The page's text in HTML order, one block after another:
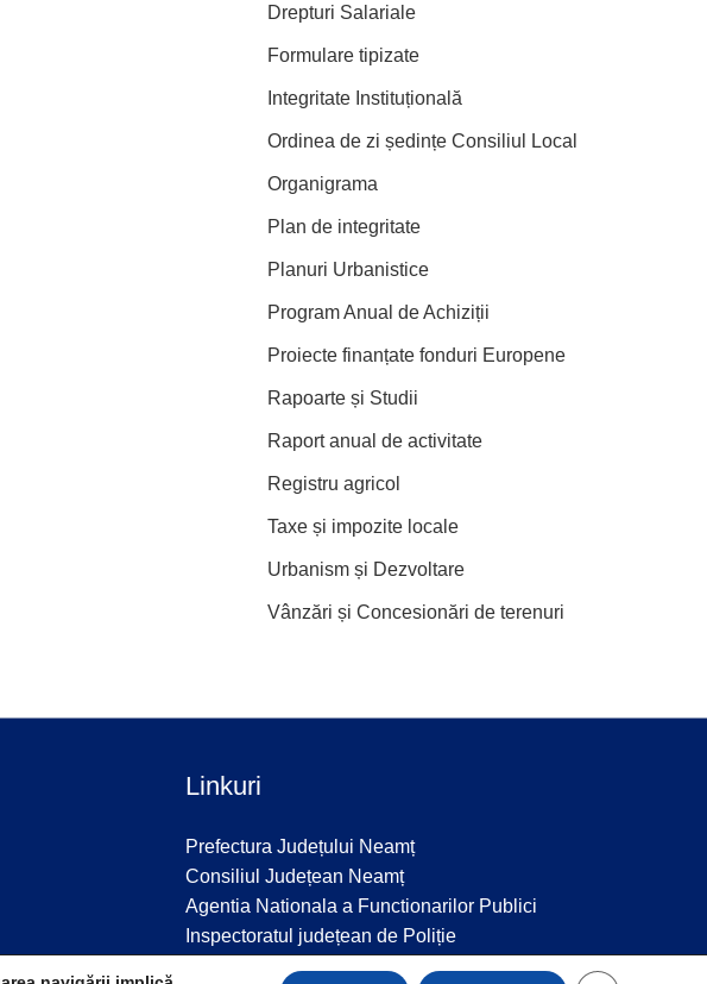
Drepturi Salariale
Formulare tipizate
Integritate Instituțională
Ordinea de zi ședințe Consiliul Local
Organigrama
Plan de integritate
Planuri Urbanistice
Program Anual de Achiziții
Proiecte finanțate fonduri Europene
Rapoarte și Studii
Raport anual de activitate
Registru agricol
Taxe și impozite locale
Urbanism și Dezvoltare
Vânzări și Concesionări de terenuri
Linkuri
Prefectura Județului Neamț
Consiliul Județean Neamț
Agentia Nationala a Functionarilor Publici
Inspectoratul județean de Poliție